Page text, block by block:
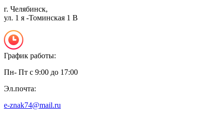
г. Челябинск,
ул. 1 я -Томинская 1 В
График работы:
Пн- Пт с 9:00 до 17:00
Эл.почта:
e-znak74@mail.ru